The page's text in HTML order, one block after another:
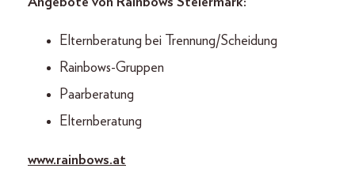
Elternberatung bei Trennung/Scheidung
Rainbows-Gruppen
Paarberatung
Elternberatung
www.rainbows.at